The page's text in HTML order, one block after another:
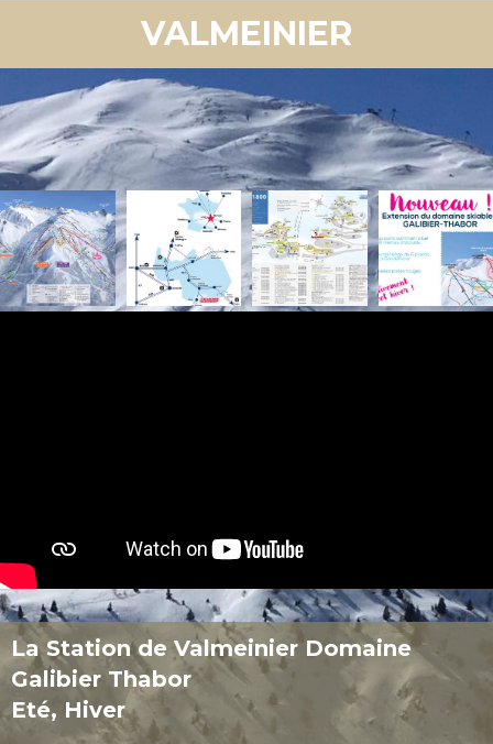
VALMEINIER
La Station de Valmeinier Domaine
Galibier Thabor
Eté, Hiver